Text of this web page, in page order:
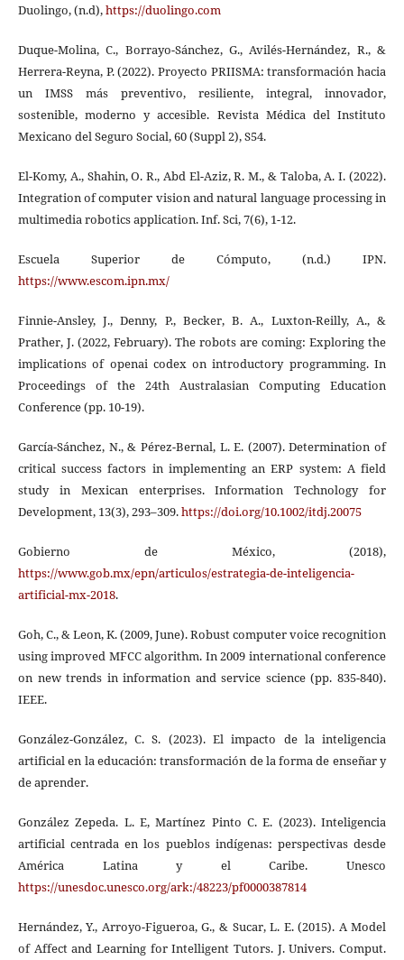
Duolingo, (n.d),https://duolingo.com
Duque-Molina, C., Borrayo-Sánchez, G., Avilés-Hernández, R., &
Herrera-Reyna, P. (2022). Proyecto PRIISMA: transformación hacia
un IMSS más preventivo, resiliente, integral, innovador,
sostenible, moderno y accesible. Revista Médica del Instituto
Mexicano del Seguro Social, 60 (Suppl 2), S54.
El-Komy, A., Shahin, O. R., Abd El-Aziz, R. M., & Taloba, A. I. (2022).
Integration of computer vision and natural language processing in
multimedia robotics application. Inf. Sci, 7(6), 1-12.
Escuela Superior de Cómputo, (n.d.) IPN.
https://www.escom.ipn.mx/
Finnie-Ansley, J., Denny, P., Becker, B. A., Luxton-Reilly, A., &
Prather, J. (2022, February). The robots are coming: Exploring the
implications of openai codex on introductory programming. In
Proceedings of the 24th Australasian Computing Education
Conference (pp. 10-19).
García-Sánchez, N., & Pérez-Bernal, L. E. (2007). Determination of
critical success factors in implementing an ERP system: A field
study in Mexican enterprises. Information Technology for
Development, 13(3), 293–309.https://doi.org/10.1002/itdj.20075
Gobierno de México, (2018),
https://www.gob.mx/epn/articulos/estrategia-de-inteligencia-
artificial-mx-2018.
Goh, C., & Leon, K. (2009, June). Robust computer voice recognition
using improved MFCC algorithm. In 2009 international conference
on new trends in information and service science (pp. 835-840).
IEEE.
González-González, C. S. (2023). El impacto de la inteligencia
artificial en la educación: transformación de la forma de enseñar y
de aprender.
González Zepeda. L. E, Martínez Pinto C. E. (2023). Inteligencia
artificial centrada en los pueblos indígenas: perspectivas desde
América Latina y el Caribe. Unesco
https://unesdoc.unesco.org/ark:/48223/pf0000387814
Hernández, Y., Arroyo-Figueroa, G., & Sucar, L. E. (2015). A Model
of Affect and Learning for Intelligent Tutors. J. Univers. Comput.